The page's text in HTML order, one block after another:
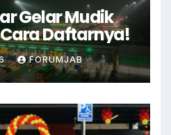
Gelar Mudik
Daftarnya!
FORUMJAB